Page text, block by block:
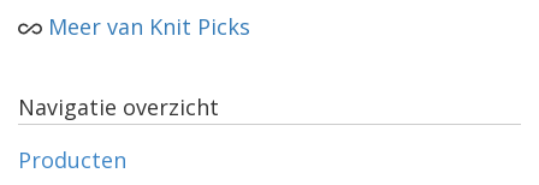
Meer van Knit Picks
Navigatie overzicht
Producten